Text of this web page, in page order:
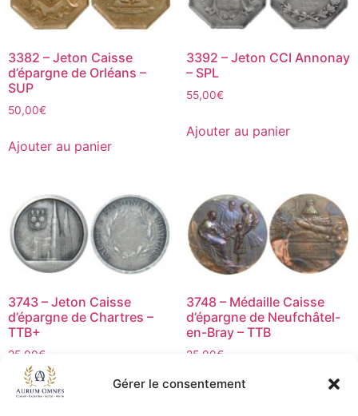
Gérer le consentement
3382 – Jeton Caisse
d’épargne de Orléans –
SUP
50,00€
Ajouter au panier
3392 – Jeton CCI Annonay
– SPL
55,00€
Ajouter au panier
3743 – Jeton Caisse
d’épargne de Chartres –
TTB+
25,00€
Ajouter au panier
3748 – Médaille Caisse
d’épargne de Neufchâtel-
en-Bray – TTB
25,00€
Ajouter au panier